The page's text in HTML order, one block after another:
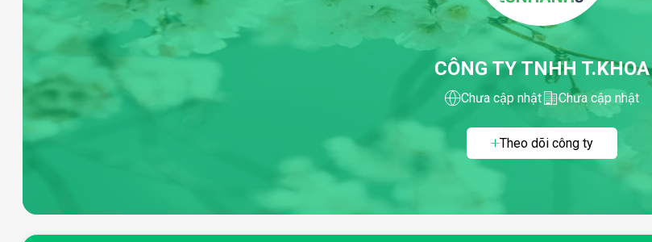
CÔNG TY TNHH T.KHOA
Chưa cập nhật Chưa cập nhật
Theo dõi công ty